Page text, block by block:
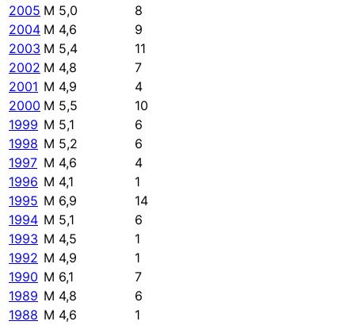
2005 M 5,0
8
2004 M 4,6
9
2003 M 5,4
11
2002 M 4,8
7
2001 M 4,9
4
2000 M 5,5
10
1999 M 5,1
6
1998 M 5,2
6
1997 M 4,6
4
1996 M 4,1
1
1995 M 6,9
14
1994 M 5,1
6
1993 M 4,5
1
1992 M 4,9
1
1990 M 6,1
7
1989 M 4,8
6
1988 M 4,6
1